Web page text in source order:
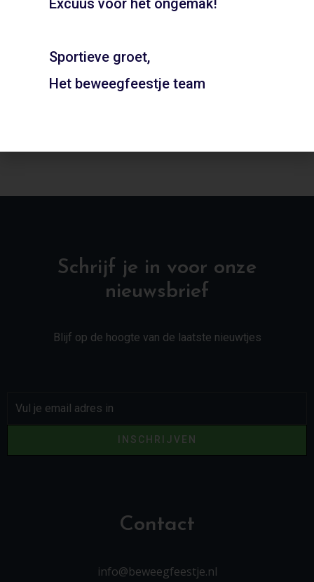
Geel-Wit’20 – Haarlem
Naarden
Schrijf je in voor onze
nieuwsbrief
Blijf op de hoogte van de laatste nieuwtjes
INSCHRIJVEN
Contact
info@beweegfeestje.nl
Excuus voor het ongemak!
Sportieve groet,
Het beweegfeestje team